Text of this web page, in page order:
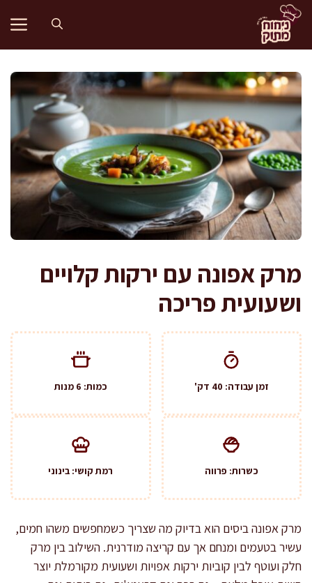
לדלג
לתוכן
מרק אפונה עם ירקות קלויים
ושעועית פריכה
זמן עבודה: 40 דק' כמות: 6 מנות
כשרות: פרווה רמת קושי: בינוני
מרק אפונה ביסים הוא בדיוק מה שצריך כשמחפשים משהו חמים,
עשיר בטעמים ומנחם אך עם קריצה מודרנית. השילוב בין מרק
חלק ועוטף לבין קוביות ירקות אפויות ושעועית מקורמלת יוצר